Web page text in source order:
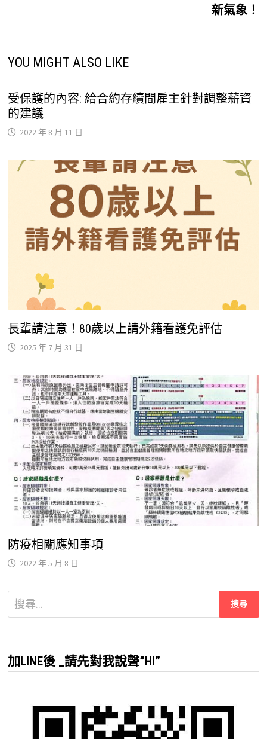
新氣象！
YOU MIGHT ALSO LIKE
受保護的內容: 給合約存續間雇主針對調整薪資
的建議
2022 年 8 月 11 日
長輩請注意！80歲以上請外籍看護免評估
2025 年 7 月 31 日
防疫相關應知事項
2022 年 5 月 8 日
搜
尋
字:
加LINE後 _請先對我說聲”HI”